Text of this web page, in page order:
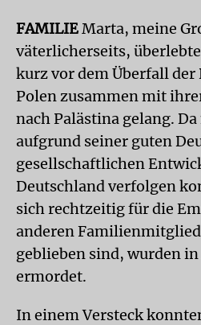
FAMILIE Marta, meine
väterlicherseits,
kurz vor dem Überfall der
Polen zusammen mit
nach Palästina gelang.
aufgrund seiner guten
gesellschaftlichen
Deutschland verfolgen
sich rechtzeitig für die
anderen
geblieben sind, wurden
ermordet.
In einem Versteck